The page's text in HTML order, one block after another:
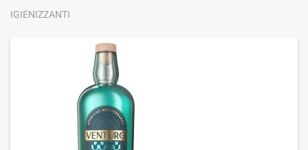
IGIENIZZANTI